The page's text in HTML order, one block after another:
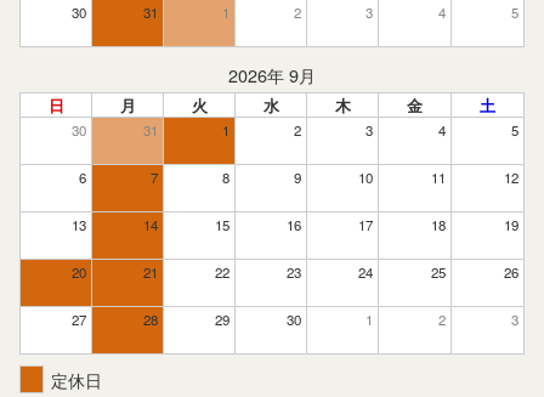
30 31 1 2 3 4 5
2026年 9月
日 月 火 水 木 金 土
30 31 1 2 3 4 5
6 7 8 9 10 11 12
13 14 15 16 17 18 19
20 21 22 23 24 25 26
27 28 29 30 1 2 3
定休日